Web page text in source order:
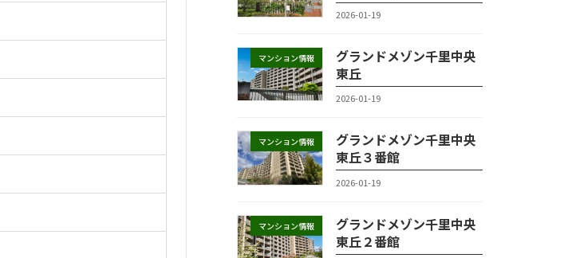
2026-01-19
マンション情報
グランドメゾン千里中央
東丘
2026-01-19
マンション情報
グランドメゾン千里中央
東丘３番館
2026-01-19
マンション情報
グランドメゾン千里中央
東丘２番館